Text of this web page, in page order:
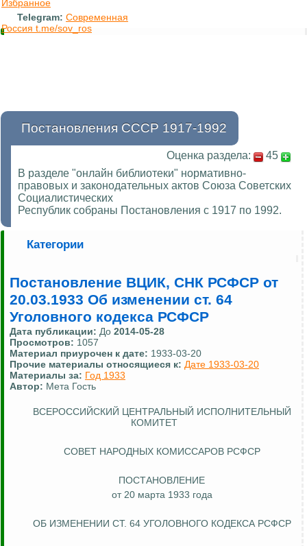
Избранное
Telegram: Современная
Россия t.me/sov_ros
Постановления СССР 1917-1992
Оценка раздела:
45
В разделе "онлайн библиотеки" нормативно-
правовых и законодательных актов Союза Советских
Социалистических
Республик собраны Постановления с 1917 по 1992.
Категории
Постановление ВЦИК, СНК РСФСР от
20.03.1933 Об изменении ст. 64
Уголовного кодекса РСФСР
Дата публикации: До 2014-05-28
Просмотров: 1057
Материал приурочен к дате: 1933-03-20
Прочие материалы относящиеся к: Дате 1933-03-20
Материалы за: Год 1933
Автор: Мета Гость
ВСЕРОССИЙСКИЙ ЦЕНТРАЛЬНЫЙ ИСПОЛНИТЕЛЬНЫЙ
КОМИТЕТ
СОВЕТ НАРОДНЫХ КОМИССАРОВ РСФСР
ПОСТАНОВЛЕНИЕ
от 20 марта 1933 года
ОБ ИЗМЕНЕНИИ СТ. 64 УГОЛОВНОГО КОДЕКСА РСФСР